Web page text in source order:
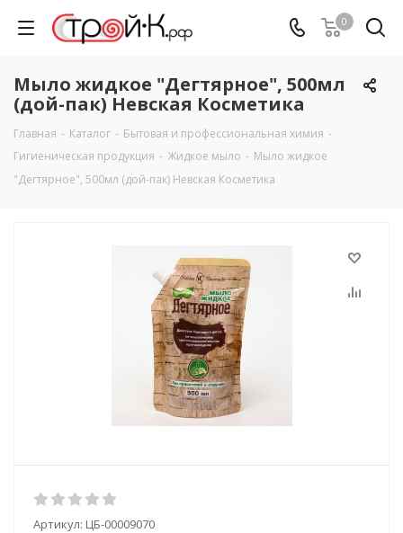
0
Мыло жидкое "Дегтярное", 500мл
(дой-пак) Невская Косметика
Главная - Каталог - Бытовая и профессиональная химия -
Гигиеническая продукция - Жидкое мыло - Мыло жидкое
"Дегтярное", 500мл (дой-пак) Невская Косметика
Артикул: ЦБ-00009070